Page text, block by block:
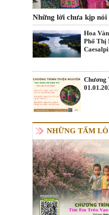
Những lời chưa kịp nói
Hoa
Phố Thị
Chương
NHỮNG TẤM